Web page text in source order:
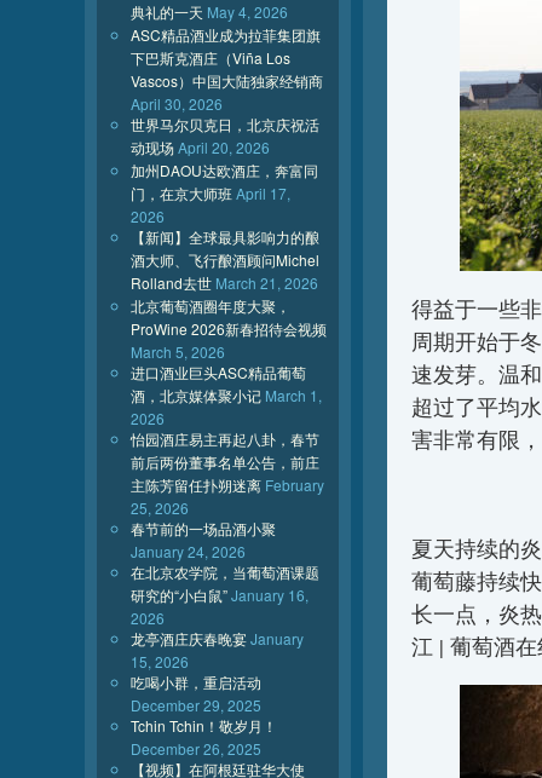
得益于一些
周期开始于
速发芽。温
超过了平均
害非常有限
夏天持续的
葡萄藤持续
长一点，炎
江 | 葡萄酒
典礼的一天 May 4, 2026
ASC精品酒业成为拉菲集团旗
下巴斯克酒庄（Viña Los
Vascos）中国大陆独家经销商
April 30, 2026
世界马尔贝克日，北京庆祝活
动现场April 20, 2026
加州DAOU达欧酒庄，奔富同
门，在京大师班 April 17,
2026
【新闻】全球最具影响力的酿
酒大师、飞行酿酒顾问Michel
Rolland去世 March 21, 2026
北京葡萄酒圈年度大聚，
ProWine 2026新春招待会视频
March 5, 2026
进口酒业巨头ASC精品葡萄
酒，北京媒体聚小记 March 1,
2026
怡园酒庄易主再起八卦，春节
前后两份董事名单公告，前庄
主陈芳留任扑朔迷离 February
25, 2026
春节前的一场品酒小聚
January 24, 2026
在北京农学院，当葡萄酒课题
研究的“小白鼠”January 16,
2026
龙亭酒庄庆春晚宴January
15, 2026
吃喝小群，重启活动
December 29, 2025
Tchin Tchin！敬岁月！
December 26, 2025
【视频】在阿根廷驻华大使